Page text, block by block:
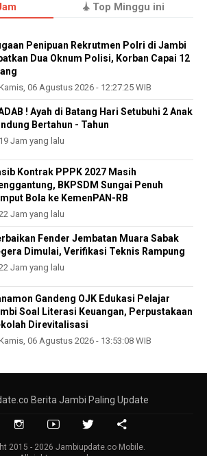
Top Minggu ini
Penipuan Rekrutmen Polri di Jambi
Dua Oknum Polisi, Korban Capai 12
06 Agustus 2026 - 12:27:25 WIB
! Ayah di Batang Hari Setubuhi 2 Anak
Bertahun - Tahun
19 Jam yang lalu
Kontrak PPPK 2027 Masih
BKPSDM Sungai Penuh
Bola ke KemenPAN-RB
Jam yang lalu
Fender Jembatan Muara Sabak
Dimulai, Verifikasi Teknis Rampung
Jam yang lalu
Gandeng OJK Edukasi Pelajar
Soal Literasi Keuangan, Perpustakaan
Direvitalisasi
06 Agustus 2026 - 13:53:08 WIB
Berita Jambi Paling Update
2015 - 2026 Jambiupdate.co Mobile.